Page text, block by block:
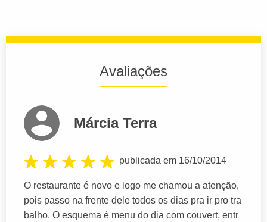
Avaliações
Márcia Terra
publicada em 16/10/2014
O restaurante é novo e logo me chamou a atenção,
pois passo na frente dele todos os dias pra ir pro tra
balho. O esquema é menu do dia com couvert, entr